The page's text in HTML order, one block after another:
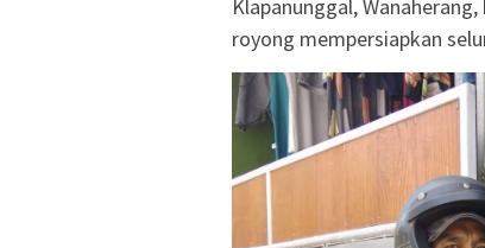
Klapanunggal,
royong mempersiapkan